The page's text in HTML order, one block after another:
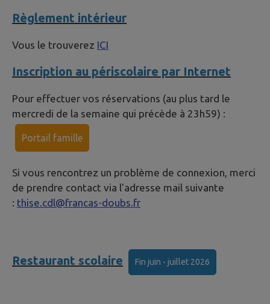
Règlement intérieur
Vous le trouverez ICI
Inscription au périscolaire par Internet
Pour effectuer vos réservations (au plus tard le
mercredi de la semaine qui précède à 23h59) :
Portail famille
Si vous rencontrez un problème de connexion, merci
de prendre contact via l'adresse mail suivante
: thise.cdl@francas-doubs.fr
Restaurant scolaire Fin juin - juillet 2026